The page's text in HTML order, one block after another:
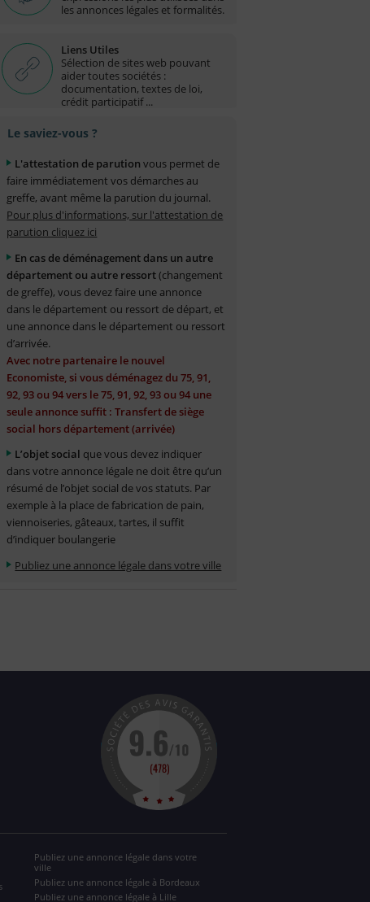
les annonces légales et formalités.
Liens Utiles
Sélection de sites web pouvant
aider toutes sociétés :
documentation, textes de loi,
crédit participatif ...
Le saviez-vous ?
L'attestation de parution vous permet de
faire immédiatement vos démarches au
greffe, avant même la parution du journal.
Pour plus d'informations, sur l'attestation de
parution cliquez ici
En cas de déménagement dans un autre
département ou autre ressort(changement
de greffe), vous devez faire une annonce
dans le département ou ressort de départ, et
une annonce dans le département ou ressort
d’arrivée.
Avec notre partenaire le nouvel
Economiste, si vous déménagez du 75, 91,
92, 93 ou 94 vers le 75, 91, 92, 93 ou 94 une
seule annonce suffit : Transfert de siège
social hors département (arrivée)
L’objet social que vous devez indiquer
dans votre annonce légale ne doit être qu’un
résumé de l’objet social de vos statuts. Par
exemple à la place de fabrication de pain,
viennoiseries, gâteaux, tartes, il suffit
d’indiquer boulangerie
Publiez une annonce légale dans votre ville
Publiez une annonce légale dans votre
ville
Publiez une annonce légale à Bordeaux
Publiez une annonce légale à Lille